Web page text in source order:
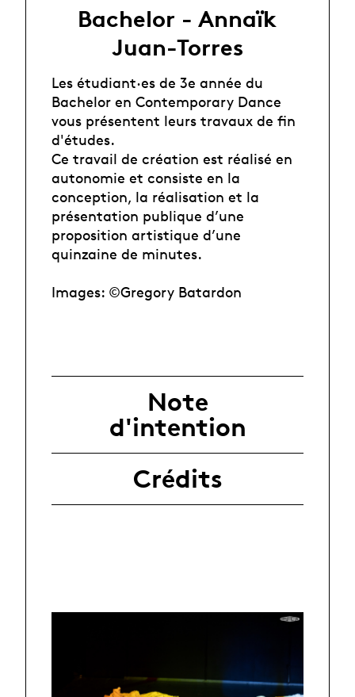
Bachelor - Annaïk
Juan-Torres
Les étudiant·es de 3e année du
Bachelor en Contemporary Dance
vous présentent leurs travaux de fin
d'études.
Ce travail de création est réalisé en
autonomie et consiste en la
conception, la réalisation et la
présentation publique d’une
proposition artistique d’une
quinzaine de minutes.
Images: ©Gregory Batardon
Note
d'intention
Crédits